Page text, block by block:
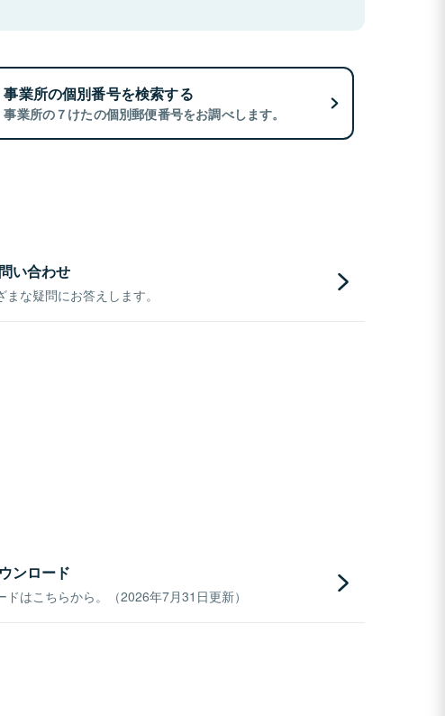
事業所の個別番号を検索する
事業所の７けたの個別郵便番号をお調べします。
い合わせ
な疑問にお答えします。
ンロード
はこちらから。（2026年7月31日更新）